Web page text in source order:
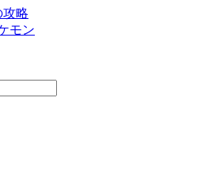
攻略
モン